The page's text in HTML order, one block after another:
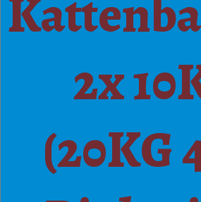
2x
(20KG